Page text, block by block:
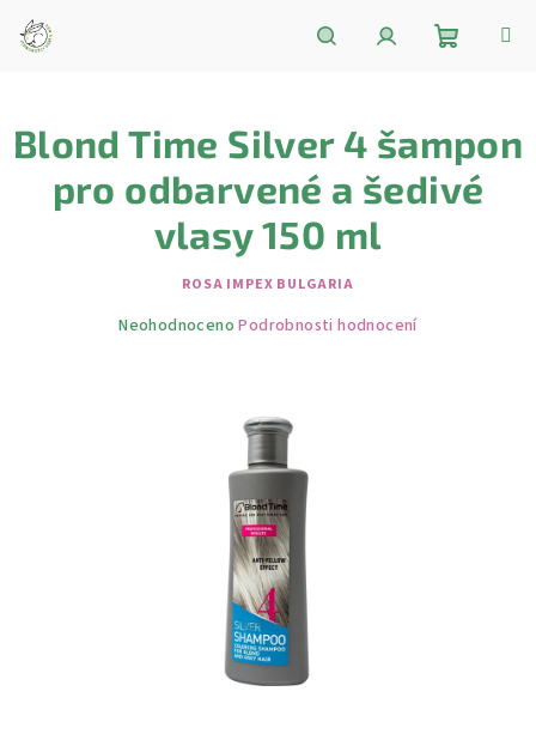
obsah
košík
Blond Time Silver 4 šampon
pro odbarvené a šedivé
vlasy 150 ml
ROSA IMPEX BULGARIA
Průměrné
Neohodnoceno Podrobnosti hodnocení